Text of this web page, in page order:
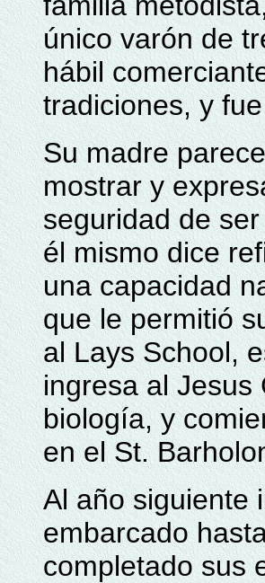
único varón de
hábil
tradiciones, y
Su madre
mostrar y
seguridad de
él mismo dice
una capacidad
que le permitió
al Lays School,
ingresa al Jesus
biología, y
en el St.
Al año siguiente
embarcado
completado sus